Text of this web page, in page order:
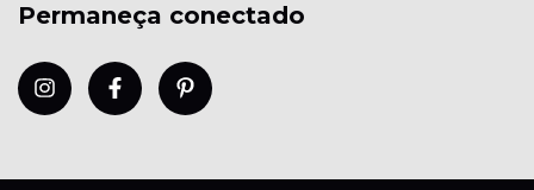
Permaneça conectado